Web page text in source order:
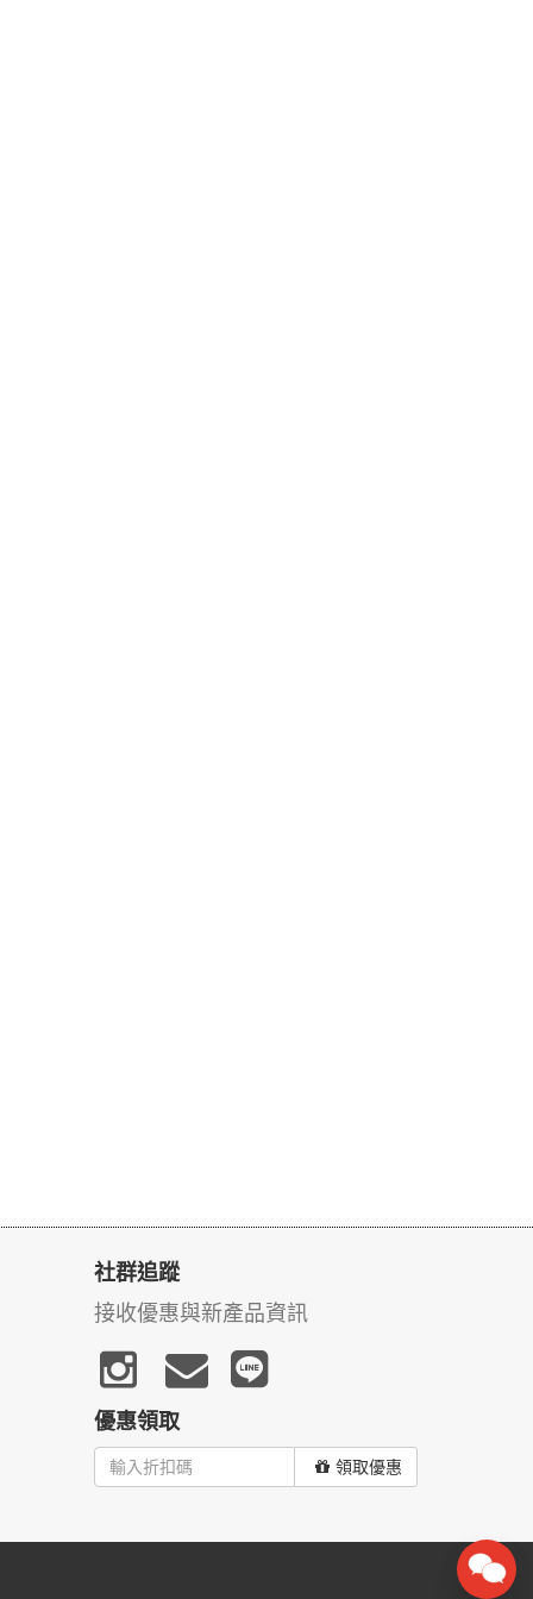
社群追蹤
接收優惠與新產品資訊
優惠領取
領取優惠